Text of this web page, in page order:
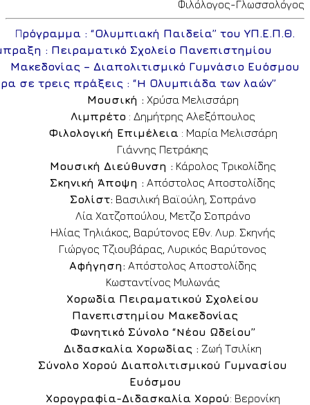
Φιλόλογος-Γλωσσολόγος
Πρόγραμμα : “Ολυμπιακή Παιδεία” του ΥΠ.Ε.Π.Θ.
: Πειραματικό Σχολείο Πανεπιστημίου
Μακεδονίας – Διαπολιτισμικό Γυμνάσιο Ευόσμου
σε τρεις πράξεις : “H Ολυμπιάδα των λαών”
Μουσική : Χρύσα Μελισσάρη
Λιμπρέτο : Δημήτρης Αλεξόπουλος
Φιλολογική Επιμέλεια : Μαρία Μελισσάρη
Γιάννης Πετράκης
Μουσική Διεύθυνση : Κάρολος Τρικολίδης
Σκηνική Άποψη : Απόστολος Αποστολίδης
Σολίστ: Βασιλική Βαϊούλη, Σοπράνο
Λία Χατζοπούλου, Μετζο Σοπράνο
Ηλίας Τηλιάκος, Βαρύτονος Εθν. Λυρ. Σκηνής
Γιώργος Τζιουβάρας, Λυρικός Βαρύτονος
Αφήγηση: Απόστολος Αποστολίδης
Κωσταντίνος Μυλωνάς
Χορωδία Πειραματικού Σχολείου
Πανεπιστημίου Μακεδονίας
Φωνητικό Σύνολο “Nέου Ωδείου”
Διδασκαλία Χορωδίας : Ζωή Τσιλίκη
Σύνολο Χορού Διαπολιτισμικού Γυμνασίου
Ευόσμου
Χορογραφία-Διδασκαλία Χορού: Βερονίκη